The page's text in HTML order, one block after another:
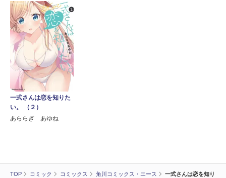
TOP コミック コミックス 角川コミックス・エース 一式さんは恋を知り
一式さんは恋を知りた
い。 （２）
あららぎ あゆね